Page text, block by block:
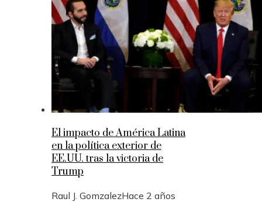
El impacto de América Latina
en la política exterior de
EE.UU. tras la victoria de
Trump
Raul J. GomzalezHace 2 años